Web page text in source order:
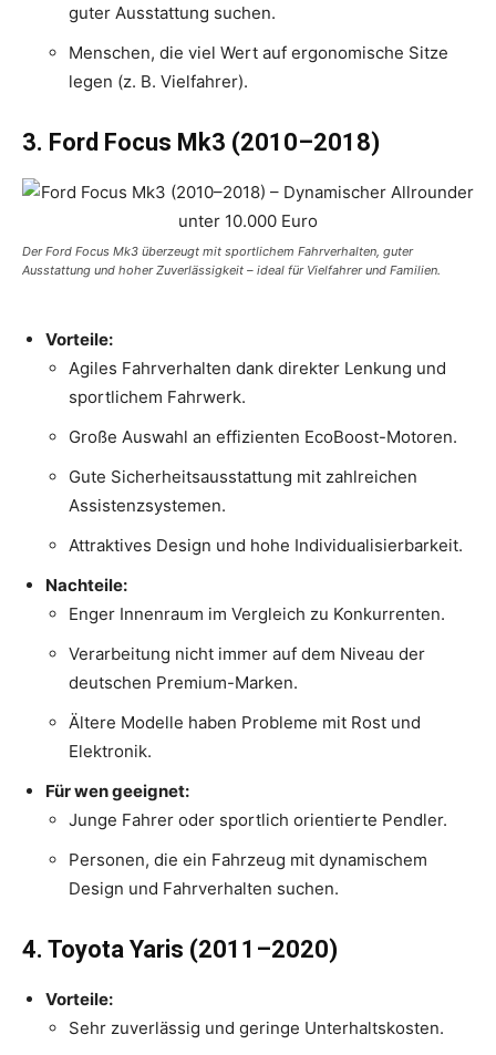
guter Ausstattung suchen.
Menschen, die viel Wert auf ergonomische Sitze
legen (z. B. Vielfahrer).
3. Ford Focus Mk3 (2010–2018)
Der Ford Focus Mk3 überzeugt mit sportlichem Fahrverhalten, guter
Ausstattung und hoher Zuverlässigkeit – ideal für Vielfahrer und Familien.
Vorteile:
Agiles Fahrverhalten dank direkter Lenkung und
sportlichem Fahrwerk.
Große Auswahl an effizienten EcoBoost-Motoren.
Gute Sicherheitsausstattung mit zahlreichen
Assistenzsystemen.
Attraktives Design und hohe Individualisierbarkeit.
Nachteile:
Enger Innenraum im Vergleich zu Konkurrenten.
Verarbeitung nicht immer auf dem Niveau der
deutschen Premium-Marken.
Ältere Modelle haben Probleme mit Rost und
Elektronik.
Für wen geeignet:
Junge Fahrer oder sportlich orientierte Pendler.
Personen, die ein Fahrzeug mit dynamischem
Design und Fahrverhalten suchen.
4. Toyota Yaris (2011–2020)
Vorteile:
Sehr zuverlässig und geringe Unterhaltskosten.